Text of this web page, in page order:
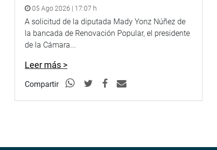
05 Ago 2026 | 17:07 h
A solicitud de la diputada Mady Yonz Núñez de
la bancada de Renovación Popular, el presidente
de la Cámara...
Leer más >
Compartir